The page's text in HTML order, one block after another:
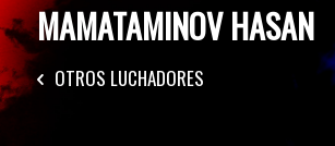
MAMATAMINOV HASAN
OTROS LUCHADORES